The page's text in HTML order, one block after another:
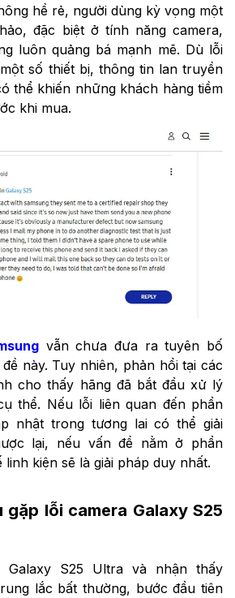
hề rẻ, người dùng kỳ vọng một
đặc biệt ở tính năng camera,
luôn quảng bá mạnh mẽ. Dù lỗi
số thiết bị, thông tin lan truyền
thể khiến những khách hàng tiềm
khi mua.
vẫn chưa đưa ra tuyên bố
này. Tuy nhiên, phản hồi tại các
cho thấy hãng đã bắt đầu xử lý
thể. Nếu lỗi liên quan đến phần
nhật trong tương lai có thể giải
lại, nếu vấn đề nằm ở phần
kiện sẽ là giải pháp duy nhất.
gặp lỗi camera Galaxy S25
S25 Ultra và nhận thấy
lắc bất thường, bước đầu tiên